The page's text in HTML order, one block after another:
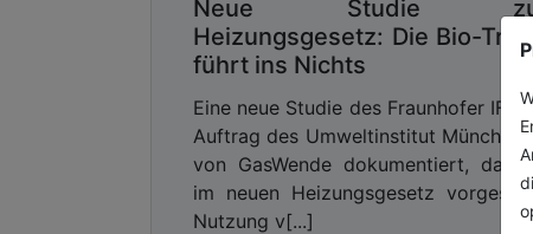
Neue Studie
Heizungsgesetz: Die Bio-
führt ins Nichts
Eine neue Studie des Fraunhofer
Auftrag des Umweltinstitut München
von GasWende dokumentiert, dass
im neuen Heizungsgesetz
Nutzung v[...]